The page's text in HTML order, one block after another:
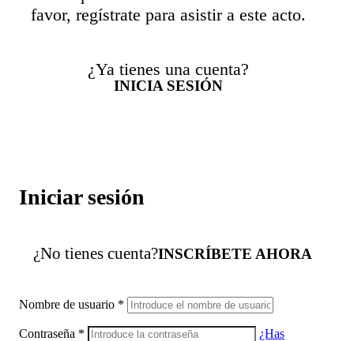
favor, regístrate para asistir a este acto.
¿Ya tienes una cuenta?
INICIA SESIÓN
Iniciar sesión
¿No tienes cuenta?INSCRÍBETE AHORA
Nombre de usuario *
Contraseña *
¿Has